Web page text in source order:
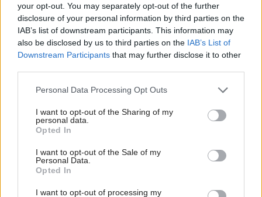
your opt-out. You may separately opt-out of the further
disclosure of your personal information by third parties on the
IAB’s list of downstream participants. This information may
also be disclosed by us to third parties on the IAB’s List of
Downstream Participants that may further disclose it to other
Please note that this website/app uses one or more Google
not limited to your visit or usage behaviour. You may click to
grant or deny consent to Google and its third-party tags to
use your data for below specified purposes in below Google
consent section.
Personal Data Processing Opt Outs
I want to opt-out of the Sharing of my
personal data.
Opted In
I want to opt-out of the Sale of my
Personal Data.
Opted In
I want to opt-out of processing my
Deti odrástli, rodičia majú bývanie presne podľa
seba. V novom dome je všetko pre ich život i
návštevy vnúčat
Žije pri lese, chová sliepky a uspáva ju rieka.
Miestni remeselníci vytvorili bývanie, ktoré vyzerá
ako malý raj
K bytu ladili aj škáry v obklade. Majitelia zbúrali
stereotyp, bývanie vyzerá ako z filmov svojského
režiséra
Pridajte túto surovinu do prania, obliečky budú
hladšie a pevnejšie. Starý trik z hotelov poznali už
naše babičky